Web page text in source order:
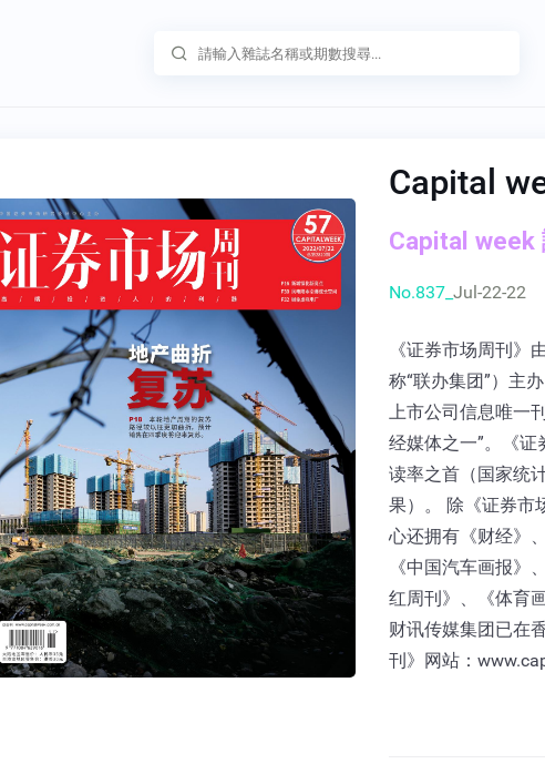
Capital
Capital week
No.837_ Jul-22-22
《证券市场周刊》
称“联办集团”）主
上市公司信息唯一
经媒体之一”。《
读率之首（国家统
果）。 除《证券市
心还拥有《财经》
《中国汽车画报》
红周刊》、《体育
财讯传媒集团已在
刊》网站：